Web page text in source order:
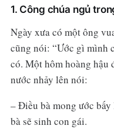
1. Công chúa ngủ
Ngày xưa có một ông
cũng nói: “Ước gì mình
có. Một hôm hoàng hậu
nước nhảy lên nói:
– Điều bà mong ước bấy
bà sẽ sinh con gái.